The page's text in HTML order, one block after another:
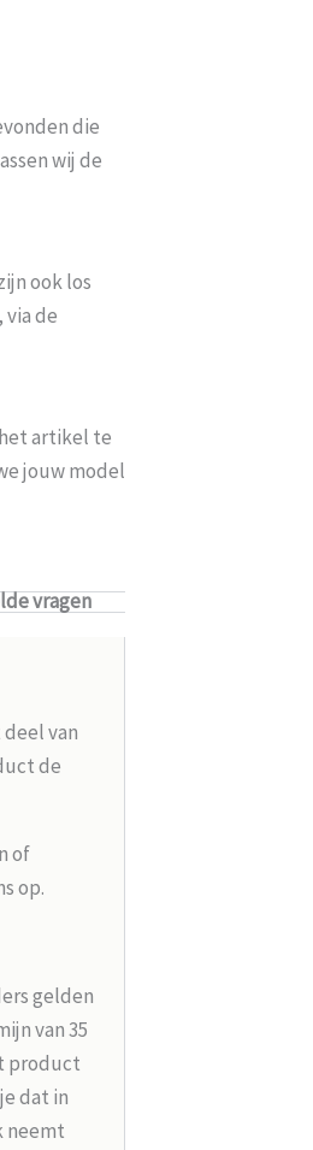
die
wij de
ook los
de
artikel te
jouw model
vragen
van
de
of
op.
gelden
van 35
product
dat in
neemt